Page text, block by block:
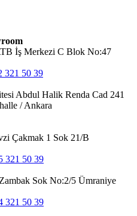
İş Merkezi C Blok No:47
321 50 39
Abdul Halik Renda Cad 241
/ Ankara
Çakmak 1 Sok 21/B
321 50 39
Sok No:2/5 Ümraniye
321 50 39